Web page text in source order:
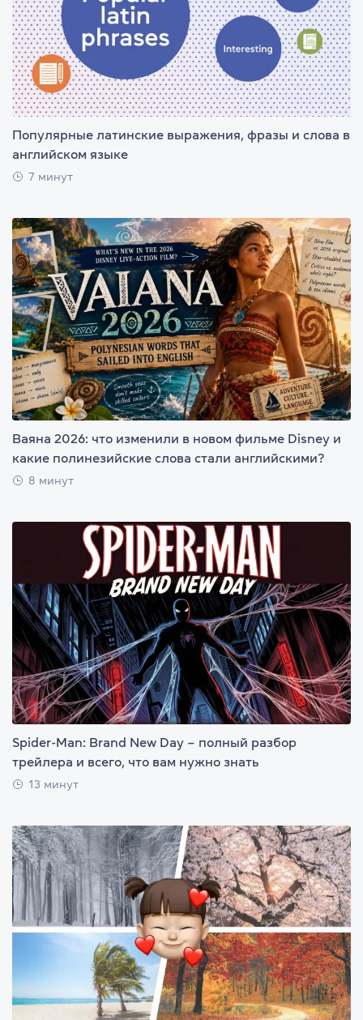
Популярные латинские выражения, фразы и слова в
английском языке
7 минут
Ваяна 2026: что изменили в новом фильме Disney и
какие полинезийские слова стали английскими?
8 минут
Spider-Man: Brand New Day – полный разбор
трейлера и всего, что вам нужно знать
13 минут